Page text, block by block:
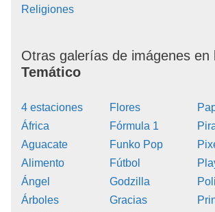
Religiones
Otras galerías de imágenes en
Temático
4 estaciones
África
Aguacate
Alimento
Ángel
Árboles
Flores
Fórmula 1
Funko Pop
Fútbol
Godzilla
Gracias